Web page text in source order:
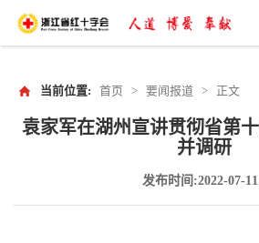
当前位置: 首页 > 要闻报道 > 正文
袁家军在湖州宣讲贯彻省第
并调研
发布时间:2022-07-11